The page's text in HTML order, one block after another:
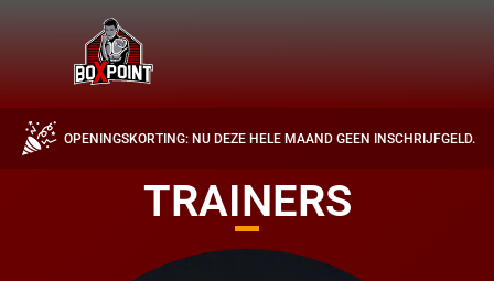
OPENINGSKORTING: NU DEZE HELE MAAND GEEN INSCHRIJFGELD.
TRAINERS